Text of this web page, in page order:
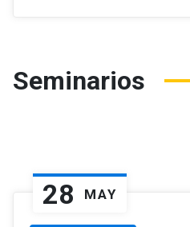
Seminarios
28 MAY